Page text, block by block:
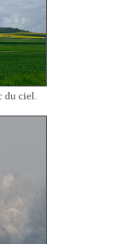
du ciel.